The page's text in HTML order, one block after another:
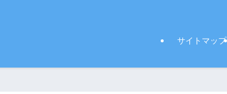
サイトマップ